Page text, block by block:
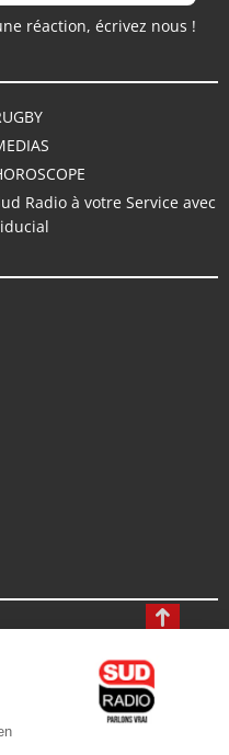
réaction, écrivez nous !
Radio à votre Service avec